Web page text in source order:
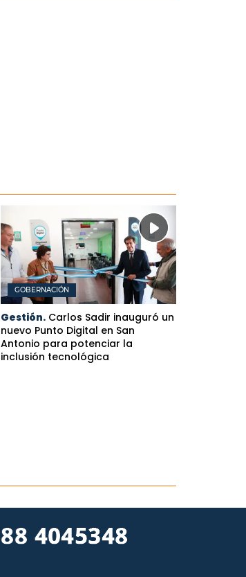
GOBERNACIÓN
Gestión. Carlos Sadir inauguró un
nuevo Punto Digital en San
Antonio para potenciar la
inclusión tecnológica